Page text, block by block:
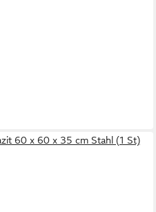
60 x 60 x 35 cm Stahl (1 St)